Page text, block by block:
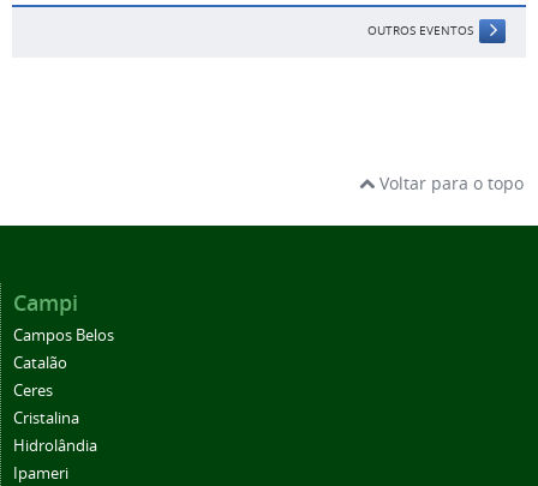
OUTROS EVENTOS
Voltar para o topo
Campi
Campos Belos
Catalão
Ceres
Cristalina
Hidrolândia
Ipameri